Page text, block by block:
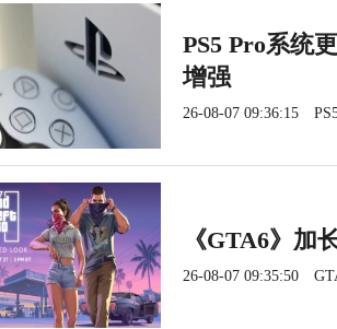
PS5 Pro系统
增强
26-08-07 09:36:15
《GTA6》加
26-08-07 09:35:50